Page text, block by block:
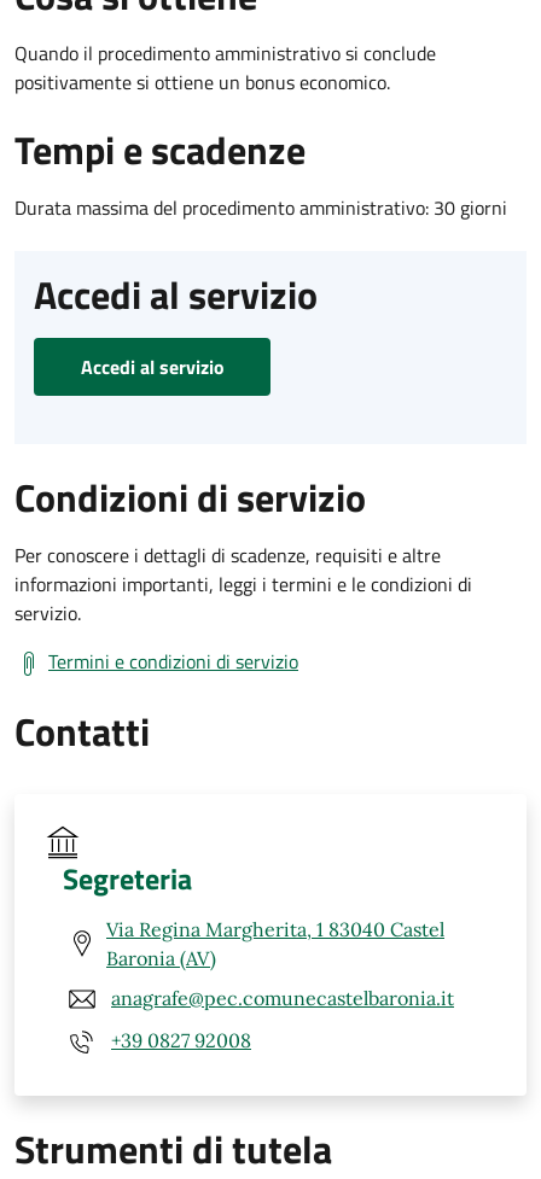
Quando il procedimento amministrativo si conclude
positivamente si ottiene un bonus economico.
Tempi e scadenze
Durata massima del procedimento amministrativo: 30 giorni
Accedi al servizio
Accedi al servizio
Condizioni di servizio
Per conoscere i dettagli di scadenze, requisiti e altre
informazioni importanti, leggi i termini e le condizioni di
servizio.
Termini e condizioni di servizio
Contatti
Segreteria
Via Regina Margherita, 1 83040 Castel
Baronia (AV)
anagrafe@pec.comunecastelbaronia.it
+39 0827 92008
Strumenti di tutela